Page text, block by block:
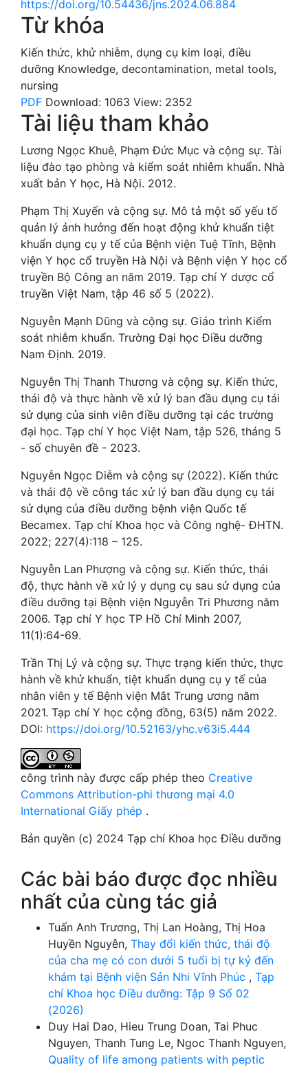
https://doi.org/10.54436/jns.2024.06.884
Từ khóa
Kiến thức, khử nhiễm, dụng cụ kim loại, điều
dưỡng Knowledge, decontamination, metal tools,
nursing
PDF Download: 1063 View: 2352
Tài liệu tham khảo
Lương Ngọc Khuê, Phạm Đức Mục và cộng sự. Tài
liệu đào tạo phòng và kiểm soát nhiễm khuẩn. Nhà
xuất bản Y học, Hà Nội. 2012.
Phạm Thị Xuyến và cộng sự. Mô tả một số yếu tố
quản lý ảnh hưởng đến hoạt động khử khuẩn tiệt
khuẩn dụng cụ y tế của Bệnh viện Tuệ Tĩnh, Bệnh
viện Y học cổ truyền Hà Nội và Bệnh viện Y học cổ
truyền Bộ Công an năm 2019. Tạp chí Y dược cổ
truyền Việt Nam, tập 46 số 5 (2022).
Nguyễn Mạnh Dũng và cộng sự. Giáo trình Kiểm
soát nhiễm khuẩn. Trường Đại học Điều dưỡng
Nam Định. 2019.
Nguyễn Thị Thanh Thương và cộng sự. Kiến thức,
thái độ và thực hành về xử lý ban đầu dụng cụ tái
sử dụng của sinh viên điều dưỡng tại các trường
đại học. Tạp chí Y học Việt Nam, tập 526, tháng 5
- số chuyên đề - 2023.
Nguyễn Ngọc Diễm và cộng sự (2022). Kiến thức
và thái độ về công tác xử lý ban đầu dụng cụ tái
sử dụng của điều dưỡng bệnh viện Quốc tế
Becamex. Tạp chí Khoa học và Công nghệ- ĐHTN.
2022; 227(4):118 – 125.
Nguyễn Lan Phượng và cộng sự. Kiến thức, thái
độ, thực hành về xử lý y dụng cụ sau sử dụng của
điều dưỡng tại Bệnh viện Nguyễn Tri Phương năm
2006. Tạp chí Y học TP Hồ Chí Minh 2007,
11(1):64-69.
Trần Thị Lý và cộng sự. Thực trạng kiến thức, thực
hành về khử khuẩn, tiệt khuẩn dụng cụ y tế của
nhân viên y tế Bệnh viện Mắt Trung ương năm
2021. Tạp chí Y học cộng đồng, 63(5) năm 2022.
DOI: https://doi.org/10.52163/yhc.v63i5.444
công trình này được cấp phép theo Creative
Commons Attribution-phi thương mại 4.0
International Giấy phép .
Bản quyền (c) 2024 Tạp chí Khoa học Điều dưỡng
Các bài báo được đọc nhiều
nhất của cùng tác giả
Tuấn Anh Trương, Thị Lan Hoàng, Thị Hoa
Huyền Nguyễn, Thay đổi kiến thức, thái độ
của cha mẹ có con dưới 5 tuổi bị tự kỷ đến
khám tại Bệnh viện Sản Nhi Vĩnh Phúc , Tạp
chí Khoa học Điều dưỡng: Tập 9 Số 02
(2026)
Duy Hai Dao, Hieu Trung Doan, Tai Phuc
Nguyen, Thanh Tung Le, Ngoc Thanh Nguyen,
Quality of life among patients with peptic